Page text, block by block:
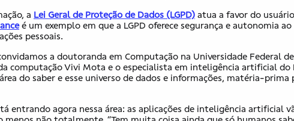
a Lei Geral de Proteção de Dados (LGPD) atua a favor do
é um exemplo em que a LGPD oferece segurança e autonomia
pessoais.
a doutoranda em Computação na Universidade Federal
computação Vivi Mota e o especialista em inteligência artificial do
do saber e esse universo de dados e informações, matéria-prima
entrando agora nessa área: as aplicações de inteligência artificial